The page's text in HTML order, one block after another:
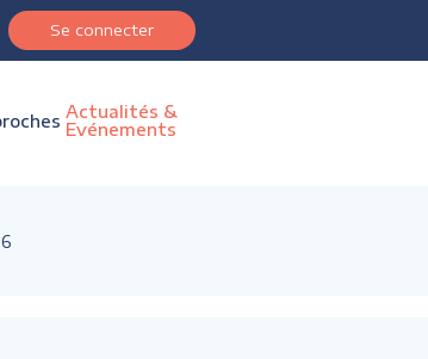
Se connecter
Actualités &
Evénements